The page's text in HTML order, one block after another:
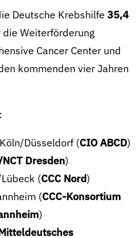
Deutsche Krebshilfe 35,4
Weiterförderung
Cancer Center und
kommenden vier Jahren
Düsseldorf (CIO ABCD)
NCT Dresden)
(CCC Nord)
(CCC-Konsortium
)